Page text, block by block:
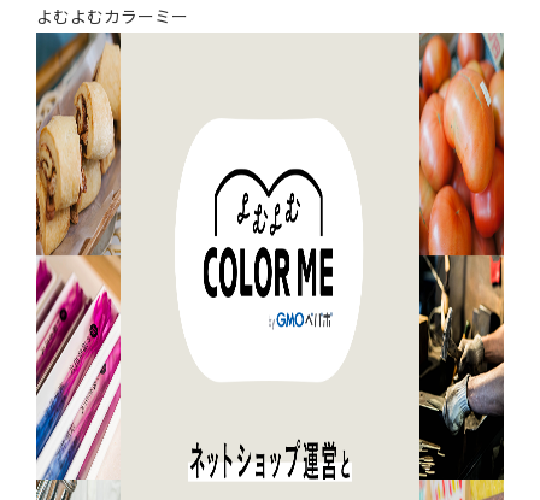
よむよむカラーミー